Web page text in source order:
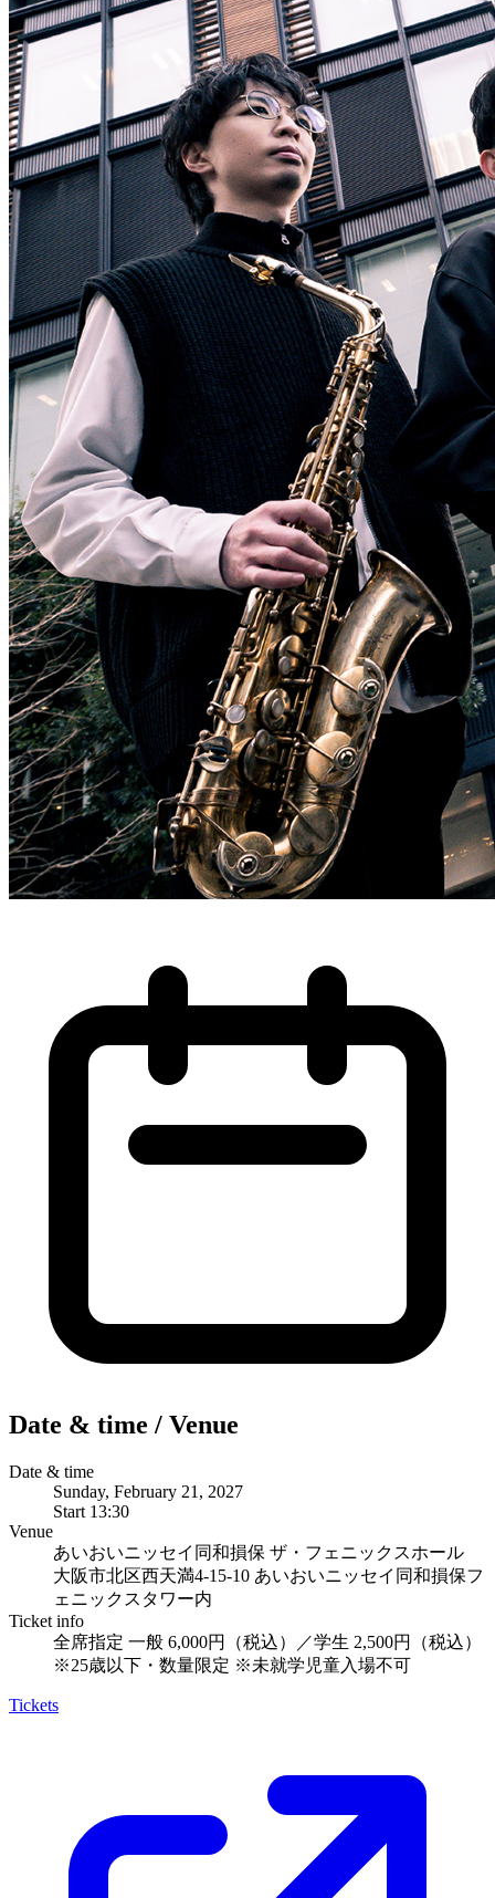
Date & time / Venue
Date & time
Sunday, February 21, 2027
Start 13:30
Venue
あいおいニッセイ同和損保 ザ・フェニックスホール
大阪市北区西天満4-15-10 あいおいニッセイ同和損保フ
ェニックスタワー内
Ticket info
全席指定 一般 6,000円（税込）／学生 2,500円（税込）
※25歳以下・数量限定 ※未就学児童入場不可
Tickets